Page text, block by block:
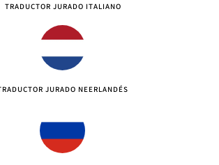
TRADUCTOR JURADO ITALIANO
JURADO NEERLANDÉS